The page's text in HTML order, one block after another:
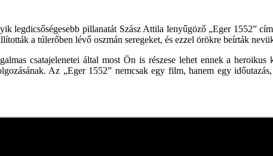
legdicsőségesebb pillanatát Szász Attila lenyűgöző „Eger 1552”
a túlerőben lévő oszmán seregeket, és ezzel örökre beírták
csatajelenetei által most Ön is részese lehet ennek a
Az „Eger 1552” nemcsak egy film, hanem egy